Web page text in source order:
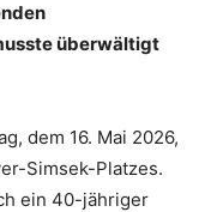
überwältigt
dem 16. Mai 2026,
Simsek-Platzes.
ein 40-jähriger